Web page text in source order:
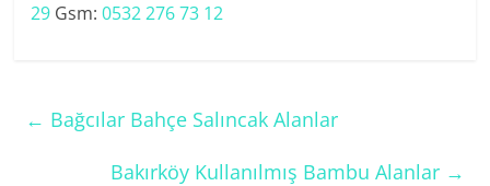
29 Gsm: 0532 276 73 12
← Bağcılar Bahçe Salıncak Alanlar
Bakırköy Kullanılmış Bambu Alanlar →